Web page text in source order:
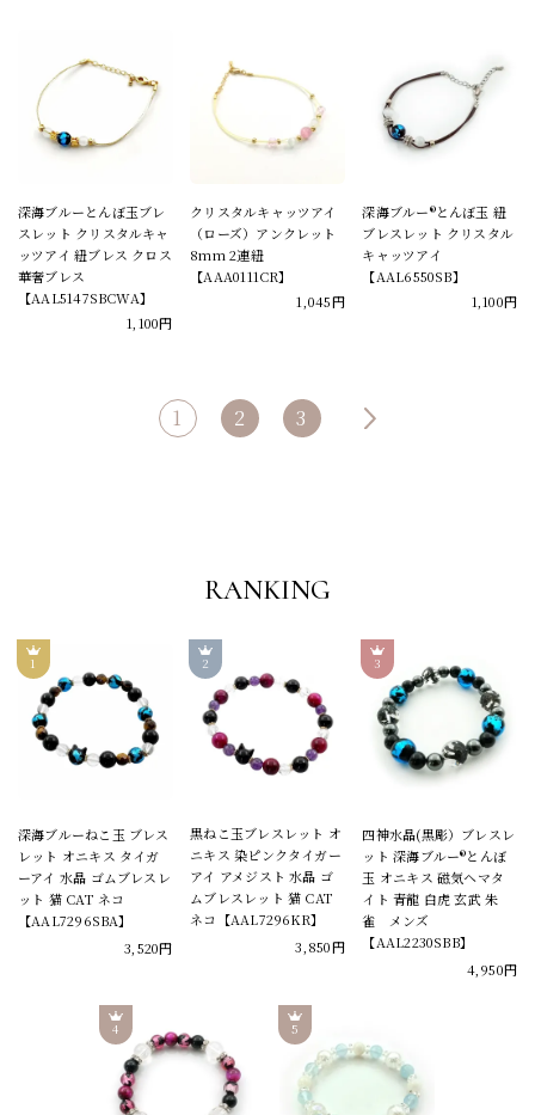
深海ブルーとんぼ玉ブレ
スレット クリスタルキャ
ッツアイ 紐ブレス クロス
華奢ブレス
【AAL5147SBCWA】
1,100円
クリスタルキャッツアイ
（ローズ）アンクレット
8mm 2連紐
【AAA0111CR】
1,045円
深海ブルー®とんぼ玉 紐
ブレスレット クリスタル
キャッツアイ
【AAL6550SB】
1,100円
1 2 3
RANKING
深海ブルーねこ玉 ブレス
レット オニキス タイガ
ーアイ 水晶 ゴムブレスレ
ット 猫 CAT ネコ
【AAL7296SBA】
3,520円
黒ねこ玉ブレスレット オ
ニキス 染ピンクタイガー
アイ アメジスト 水晶 ゴ
ムブレスレット 猫 CAT
ネコ【AAL7296KR】
3,850円
四神水晶(黒彫）ブレスレ
ット 深海ブルー®とんぼ
玉 オニキス 磁気ヘマタ
イト 青龍 白虎 玄武 朱
雀 メンズ
【AAL2230SBB】
4,950円